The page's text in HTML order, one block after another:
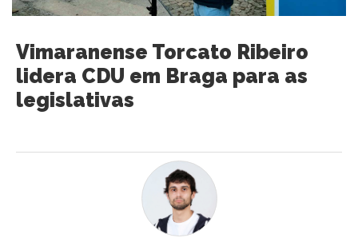
Vimaranense Torcato Ribeiro
lidera CDU em Braga para as
legislativas